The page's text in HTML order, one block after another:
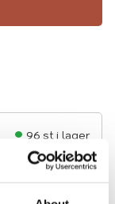
96 st i lager
0410-svart